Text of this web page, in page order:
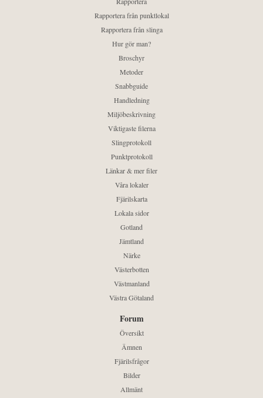
Rapportera från punktlokal
Rapportera från slinga
Hur gör man?
Broschyr
Metoder
Snabbguide
Handledning
Miljöbeskrivning
Viktigaste filerna
Slingprotokoll
Punktprotokoll
Länkar & mer filer
Våra lokaler
Fjärilskarta
Lokala sidor
Gotland
Jämtland
Närke
Västerbotten
Västmanland
Västra Götaland
Forum
Översikt
Ämnen
Fjärilsfrågor
Bilder
Allmänt